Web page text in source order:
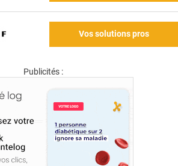
Vos solutions pros
Publicités :